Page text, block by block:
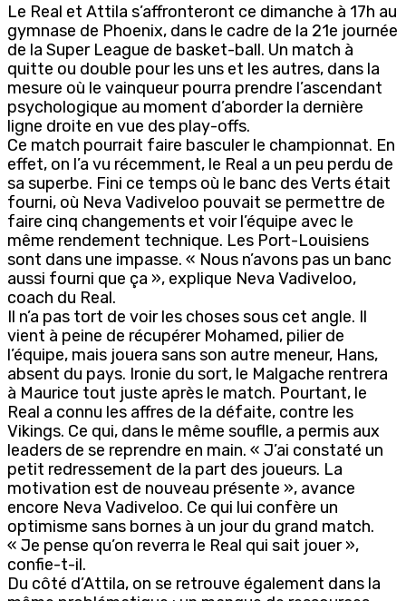
Le Real et Attila s’affronteront ce dimanche à 17h au
gymnase de Phoenix, dans le cadre de la 21e journée
de la Super League de basket-ball. Un match à
quitte ou double pour les uns et les autres, dans la
mesure où le vainqueur pourra prendre l’ascendant
psychologique au moment d’aborder la dernière
ligne droite en vue des play-offs.
Ce match pourrait faire basculer le championnat. En
effet, on l’a vu récemment, le Real a un peu perdu de
sa superbe. Fini ce temps où le banc des Verts était
fourni, où Neva Vadiveloo pouvait se permettre de
faire cinq changements et voir l’équipe avec le
même rendement technique. Les Port-Louisiens
sont dans une impasse. « Nous n’avons pas un banc
aussi fourni que ça », explique Neva Vadiveloo,
coach du Real.
Il n’a pas tort de voir les choses sous cet angle. Il
vient à peine de récupérer Mohamed, pilier de
l’équipe, mais jouera sans son autre meneur, Hans,
absent du pays. Ironie du sort, le Malgache rentrera
à Maurice tout juste après le match. Pourtant, le
Real a connu les affres de la défaite, contre les
Vikings. Ce qui, dans le même souflle, a permis aux
leaders de se reprendre en main. « J’ai constaté un
petit redressement de la part des joueurs. La
motivation est de nouveau présente », avance
encore Neva Vadiveloo. Ce qui lui confère un
optimisme sans bornes à un jour du grand match.
« Je pense qu’on reverra le Real qui sait jouer »,
confie-t-il.
Du côté d’Attila, on se retrouve également dans la